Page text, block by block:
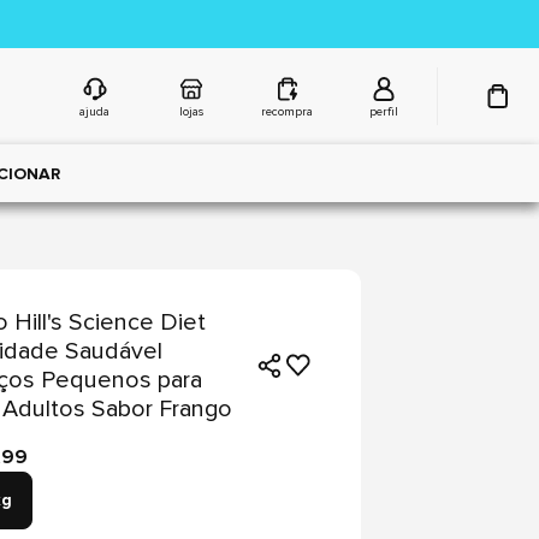
ajuda lojas recompra perfil
Hill's Science Diet
Saudável
Pequenos para
Sabor Frango